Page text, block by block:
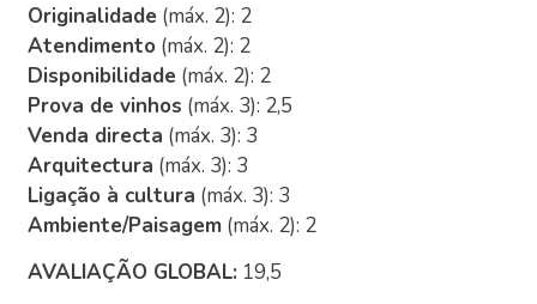
Originalidade (máx. 2): 2
Atendimento (máx. 2): 2
Disponibilidade (máx. 2): 2
Prova de vinhos (máx. 3): 2,5
Venda directa (máx. 3): 3
Arquitectura (máx. 3): 3
Ligação à cultura (máx. 3): 3
Ambiente/Paisagem (máx. 2): 2
AVALIAÇÃO GLOBAL: 19,5